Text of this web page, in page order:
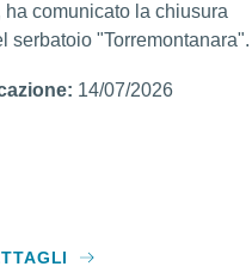
ha comunicato la chiusura
serbatoio "Torremontanara".
14/07/2026